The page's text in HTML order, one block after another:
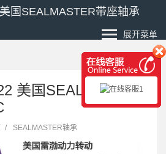
国SEALMASTER带座轴承
展开菜单
美国SEALMASTER
/ SEALMASTER轴承